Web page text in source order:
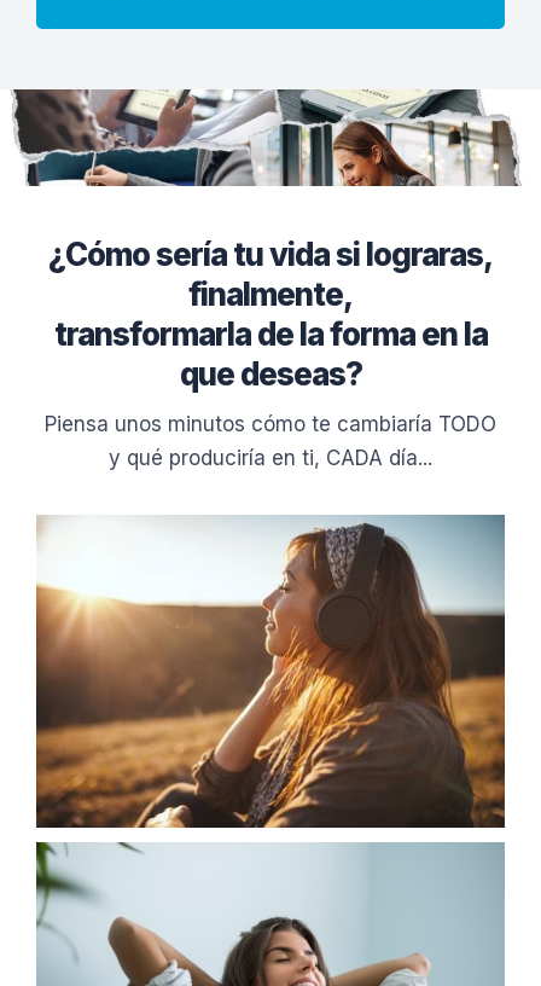
¿Cómo sería tu vida si lograras,
finalmente,
transformarla de la forma en la
que deseas?
Piensa unos minutos cómo te cambiaría TODO
y qué produciría en ti, CADA día...